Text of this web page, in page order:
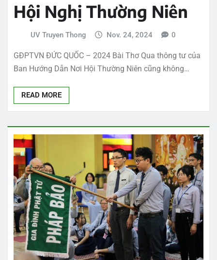
Hội Nghị Thường Niên
UV Truyen Thong Nov. 24, 2024 0
GĐPTVN ĐỨC QUỐC – 2024 Bài Thơ Qua thông tư của
Ban Hướng Dẫn Nơi Hội Thường Niên cũng không…
READ MORE